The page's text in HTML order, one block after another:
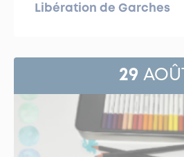
Libération de Garches
29 AOÛT